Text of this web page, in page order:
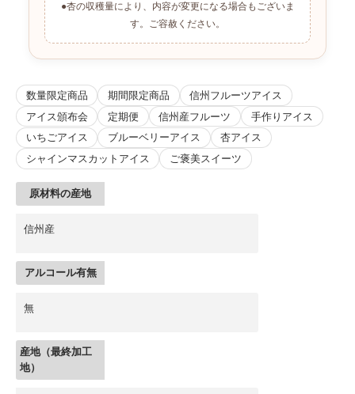
●杏の収穫量により、内容が変更になる場合もございま
す。ご容赦ください。
数量限定商品 期間限定商品
信州フルーツアイス
アイス頒布会
定期便 信州産フルーツ
手作りアイス
いちごアイス
ブルーベリーアイス
杏アイス
シャインマスカットアイス
ご褒美スイーツ
原材料の産地
信州産
アルコール有無
無
産地（最終加工
地）